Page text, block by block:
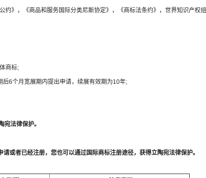
约》，《商品和服务国际分类尼斯协定》，《商标法条约》，世界知识产权组
商标;
6个月宽展期内提出申请，续展有效期为10年;
法律保护。
或者已经注册，您也可以通过国际商标注册途径，获得立陶宛法律保护。